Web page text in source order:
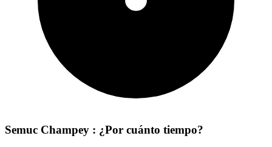
Semuc Champey : ¿Por cuánto tiempo?